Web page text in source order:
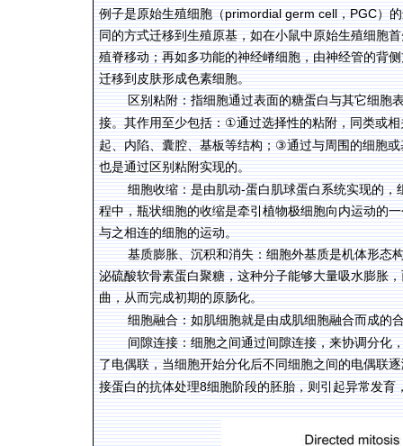
例子是原始生殖细胞（primordial germ cell，PGC）
同的方式迁移到生殖原基，如在小鼠中原始生殖细胞
殖脊移动；再如多功能的神经嵴细胞，由神经管的背
迁移到皮肤形成色素细胞。
区别粘附：指细胞通过表面的糖蛋白与其它细胞
接。其作用至少包括：①通过选择性的粘附，同类或
起、内陷、囊腔、基板等结构；③通过与周围的细胞
也是通过区别粘附实现的。
细胞收缩：是由肌动-蛋白肌球蛋白系统实现的，
程中，瓶状细胞的收缩是牵引植物极细胞向内运动的
与之相连的细胞的运动。
基质膨胀、沉积和消失：细胞外基质是机体形态
泌硫酸软骨素蛋白聚糖，这种分子能够大量吸水膨胀
曲，从而完成初期的原肠化。
细胞融合：如肌细胞就是由成肌细胞融合而成的
间隙连接：细胞之间通过间隙连接，来协调分化
了电偶联，当细胞开始分化后不同细胞之间的电偶联
接蛋白的抗体处理8细胞阶段的胚胎，则引起异常发育